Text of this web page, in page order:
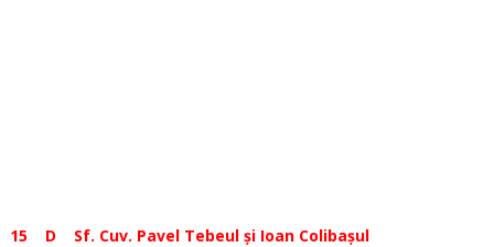
15 D Sf. Cuv. Pavel Tebeul și Ioan Colibașul